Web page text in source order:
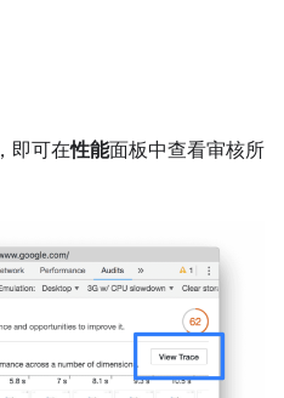
，即可在性能面板中查看审核所